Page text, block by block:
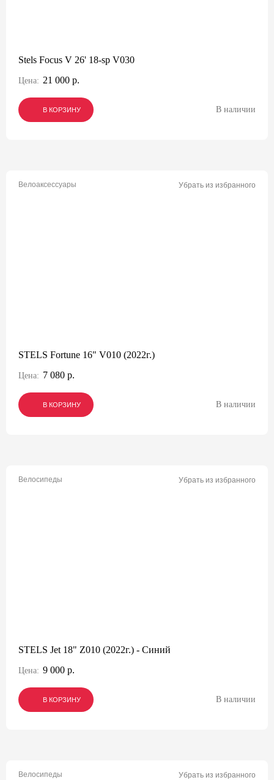
Stels Focus V 26' 18-sp V030
Цена: 21 000 р.
В КОРЗИНУ
В КОРЗИНУ
В КОРЗИНУ В наличии
Велоаксессуары Убрать из избранного
STELS Fortune 16" V010 (2022г.)
Цена: 7 080 р.
В КОРЗИНУ
В КОРЗИНУ
В КОРЗИНУ В наличии
Велосипеды Убрать из избранного
STELS Jet 18" Z010 (2022г.) - Синий
Цена: 9 000 р.
В КОРЗИНУ
В КОРЗИНУ
В КОРЗИНУ В наличии
Велосипеды Убрать из избранного